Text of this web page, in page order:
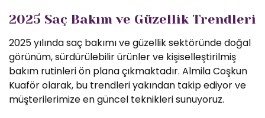
2025 Saç Bakım ve Güzellik Trendleri
2025 yılında saç bakımı ve güzellik sektöründe doğal
görünüm, sürdürülebilir ürünler ve kişiselleştirilmiş
bakım rutinleri ön plana çıkmaktadır. Almila Coşkun
Kuaför olarak, bu trendleri yakından takip ediyor ve
müşterilerimize en güncel teknikleri sunuyoruz.